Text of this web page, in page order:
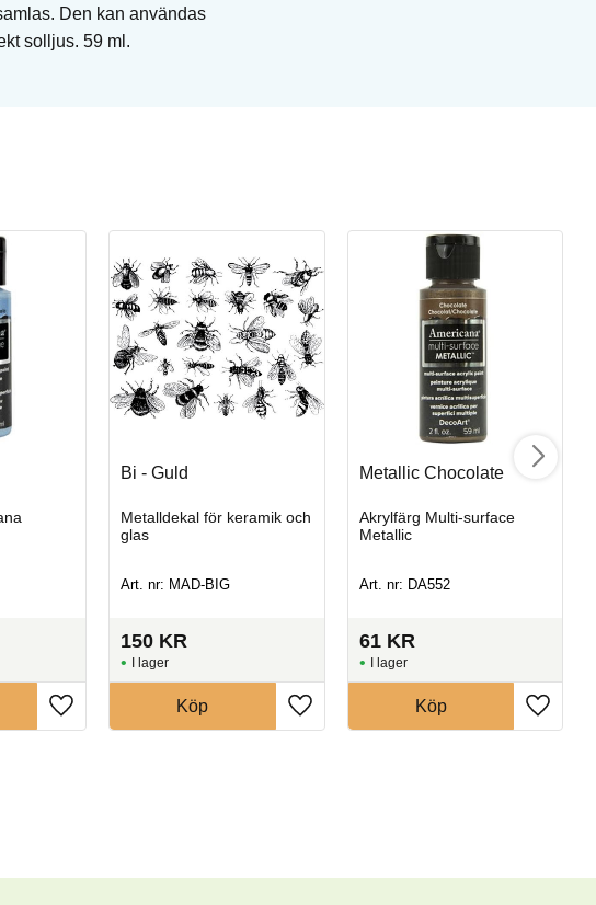
Den kan användas
solljus. 59 ml.
Bi - Guld
Metalldekal för keramik och
glas
Art. nr: MAD-BIG
150 KR
I lager
Köp
Metallic Chocolate
Akrylfärg Multi-surface
Metallic
Art. nr: DA552
61 KR
I lager
Köp